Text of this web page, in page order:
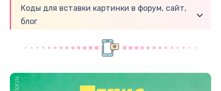
Коды для вставки картинки в форум, сайт,
блог